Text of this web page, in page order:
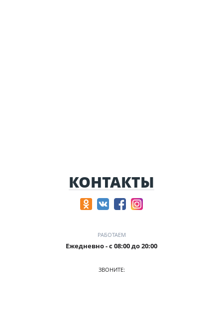
КОНТАКТЫ
РАБОТАЕМ
Ежедневно - с 08:00 до 20:00
ЗВОНИТЕ: